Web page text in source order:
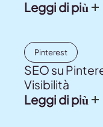
Leggi di più
Pinterest
SEO su
Visibilità
Leggi di più